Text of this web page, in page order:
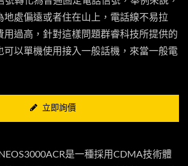
地處偏遠或者住在山上，電話線不易拉
用過高，針對這樣問題群睿科技所提供的
可以單機使用接入一般話機，來當一般電
立即詢價
是一種採用CDMA技術體